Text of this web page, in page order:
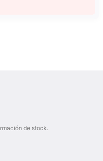
de stock.